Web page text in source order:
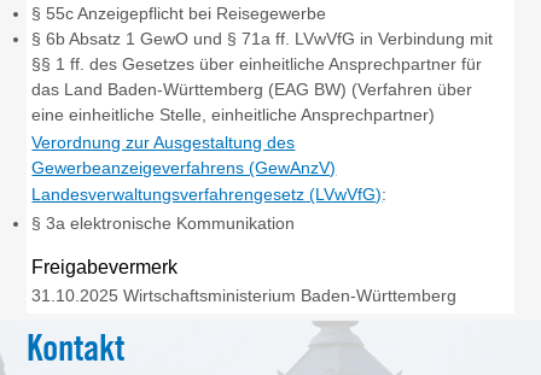
§ 55c Anzeigepflicht bei Reisegewerbe
§ 6b Absatz 1 GewO und § 71a ff. LVwVfG in Verbindung mit
§§ 1 ff. des Gesetzes über einheitliche Ansprechpartner für
das Land Baden-Württemberg (EAG BW) (Verfahren über
eine einheitliche Stelle, einheitliche Ansprechpartner)
Verordnung zur Ausgestaltung des
Gewerbeanzeigeverfahrens (GewAnzV)
Landesverwaltungsverfahrengesetz (LVwVfG):
§ 3a elektronische Kommunikation
Freigabevermerk
31.10.2025 Wirtschaftsministerium Baden-Württemberg
Kontakt